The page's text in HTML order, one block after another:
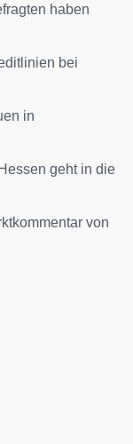
haben
bei
in
geht in die
von